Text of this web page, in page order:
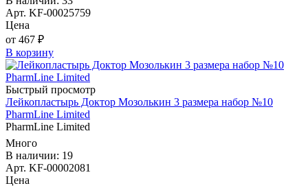
Арт. KF-00025759
Цена
от 467 ₽
В корзину
Быстрый просмотр
Лейкопластырь Доктор Мозолькин 3 размера набор №10
PharmLine Limited
PharmLine Limited
Много
В наличии: 19
Арт. KF-00002081
Цена